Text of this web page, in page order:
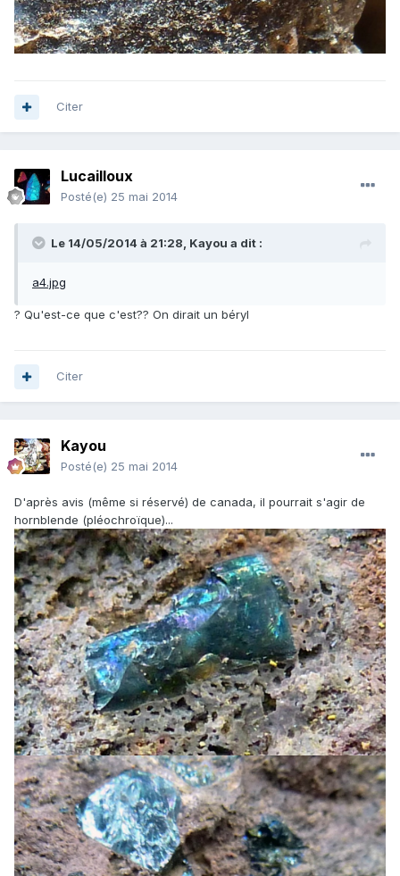
Citer
Lucailloux
Posté(e) 25 mai 2014
Le 14/05/2014 à 21:28, Kayou a dit :
a4.jpg
? Qu'est-ce que c'est?? On dirait un béryl
Citer
Kayou
Posté(e) 25 mai 2014
D'après avis (même si réservé) de canada, il pourrait s'agir de
hornblende (pléochroïque)...